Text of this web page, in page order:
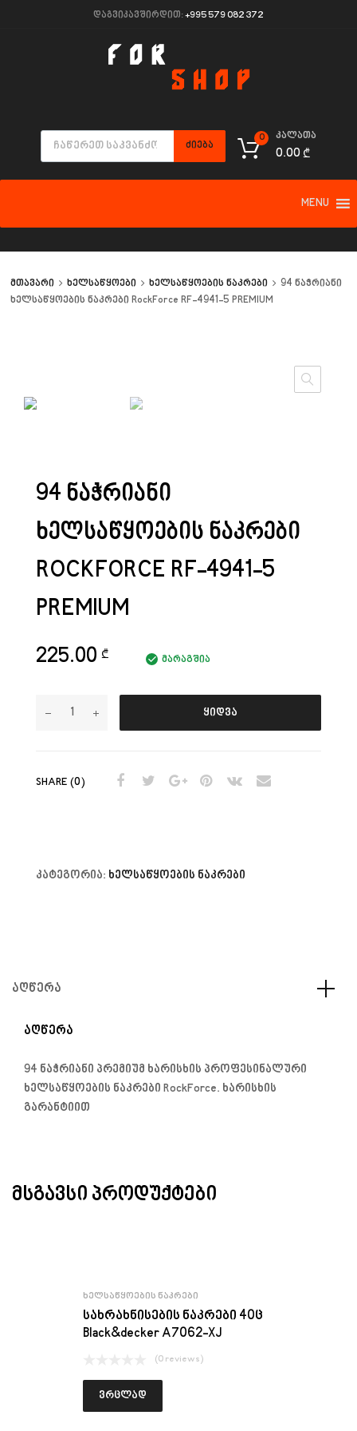
დაგვიკავშირდით:+995 579 082 372
ᲫᲘᲔᲑᲐ
კალათა
0.00 ₾
0
MENU
მთავარი ხელსაწყოები ხელსაწყოების ნაკრები
94 ნაჭრიანი
ხელსაწყოების ნაკრები RockForce RF-4941-5 PREMIUM
94 ᲜᲐᲭᲠᲘᲐᲜᲘ
ᲮᲔᲚᲡᲐᲬᲧᲝᲔᲑᲘᲡ ᲜᲐᲙᲠᲔᲑᲘ
ROCKFORCE RF-4941-5
PREMIUM
225.00 ₾ მარაგშია
ყიდვა
SHARE (0)
კატეგორია: ხელსაწყოების ნაკრები
ᲐᲦᲬᲔᲠᲐ
ᲐᲦᲬᲔᲠᲐ
94 ნაჭრიანი პრემიუმ ხარისხის პროფესინალური
ხელსაწყოების ნაკრები RockForce. ხარისხის
გარანტიით
ᲛᲡᲒᲐᲕᲡᲘ ᲞᲠᲝᲓᲣᲥᲢᲔᲑᲘ
ᲮᲔᲚᲡᲐᲬᲧᲝᲔᲑᲘᲡ ᲜᲐᲙᲠᲔᲑᲘ
სახრახნისების ნაკრები 40ც
Black&decker A7062-XJ
(0 reviews)
ვრცლად